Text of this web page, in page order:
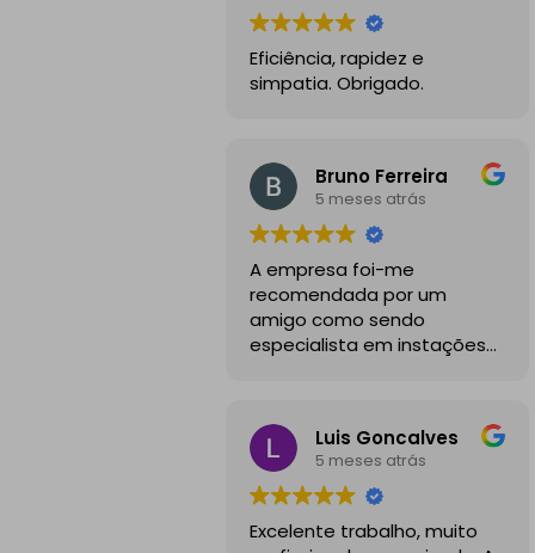
Eficiência, rapidez e
simpatia. Obrigado.
Bruno Ferreira
5 meses atrás
A empresa foi-me
recomendada por um
amigo como sendo
especialista em instações
sempre bastante
profissionais, comunicativos
e disponiveis para todas as
minhas dúvidas.
A instalação de tomada
Luis Goncalves
5 meses atrás
Excelente trabalho, muito